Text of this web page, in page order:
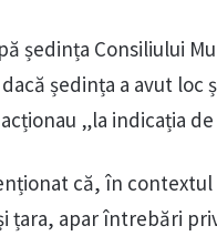
ședința Consiliului
ședința a avut loc
„la indicația
că, în
țara, apar întrebări